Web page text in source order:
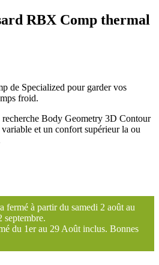
RBX Comp thermal
de Specialized pour garder vos
froid.
recherche Body Geometry 3D Contour
et un confort supérieur la ou
fermé à partir du samedi 2 août au
septembre.
du 1er au 29 Août inclus. Bonnes